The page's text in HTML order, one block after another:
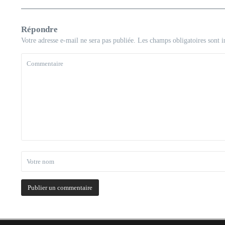
Répondre
Votre adresse e-mail ne sera pas publiée. Les champs obligatoires sont